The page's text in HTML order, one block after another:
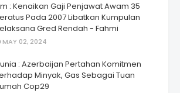
: Kenaikan Gaji Penjawat Awam 35
Pada 2007 Libatkan Kumpulan
Gred Rendah - Fahmi
MAY 02, 2024
: Azerbaijan Pertahan Komitmen
Minyak, Gas Sebagai Tuan
Cop29